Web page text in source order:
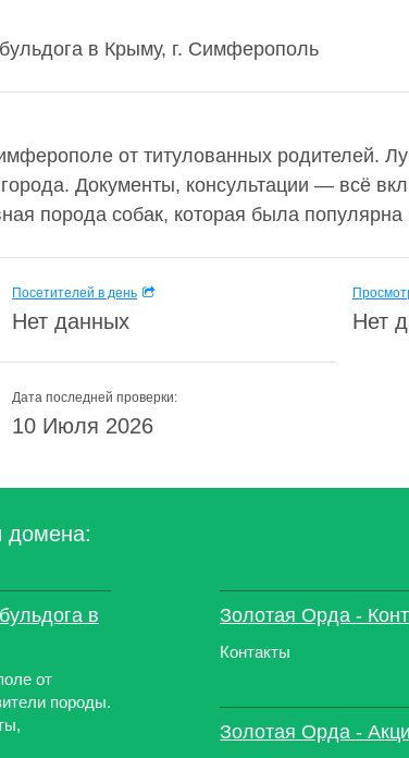
в Крыму, г. Симферополь
от титулованных родителей.
Документы, консультации — всё
порода собак, которая была популярна
Посетителей в день
Нет данных Нет
Дата последней проверки:
10 Июля 2026
домена:
в
от
породы.
Золотая Орда -
Контакты
Золотая Орда -